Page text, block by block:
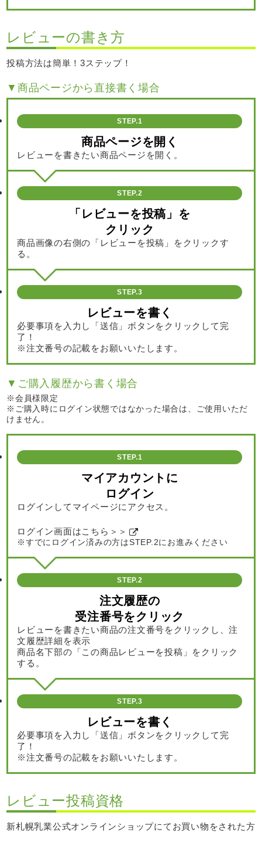
レビューの書き方
投稿方法は簡単！3ステップ！
▼商品ページから直接書く場合
STEP.1
商品ページを開く
レビューを書きたい商品ページを開く。
STEP.2
「レビューを投稿」を
クリック
商品画像の右側の「レビューを投稿」をクリックす
る。
STEP.3
レビューを書く
必要事項を入力し「送信」ボタンをクリックして完
了！
※注文番号の記載をお願いいたします。
▼ご購入履歴から書く場合
※会員様限定
※ご購入時にログイン状態ではなかった場合は、ご使用いただ
けません。
STEP.1
マイアカウントに
ログイン
ログインしてマイページにアクセス。
ログイン画面はこちら＞＞
※すでにログイン済みの方はSTEP.2にお進みください
STEP.2
注文履歴の
受注番号をクリック
レビューを書きたい商品の注文番号をクリックし、注
文履歴詳細を表示
商品名下部の「この商品レビューを投稿」をクリック
する。
STEP.3
レビューを書く
必要事項を入力し「送信」ボタンをクリックして完
了！
※注文番号の記載をお願いいたします。
レビュー投稿資格
新札幌乳業公式オンラインショップにてお買い物をされた方